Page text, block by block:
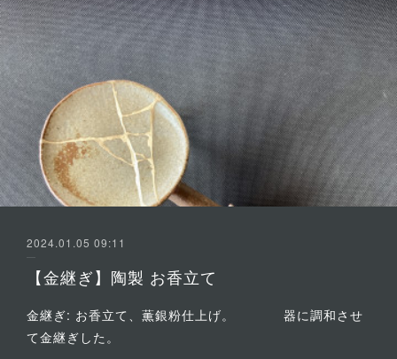
2024.01.05 09:11
【金継ぎ】陶製 お香立て
金継ぎ: お香立て、薫銀粉仕上げ。 器に調和させ
て金継ぎした。